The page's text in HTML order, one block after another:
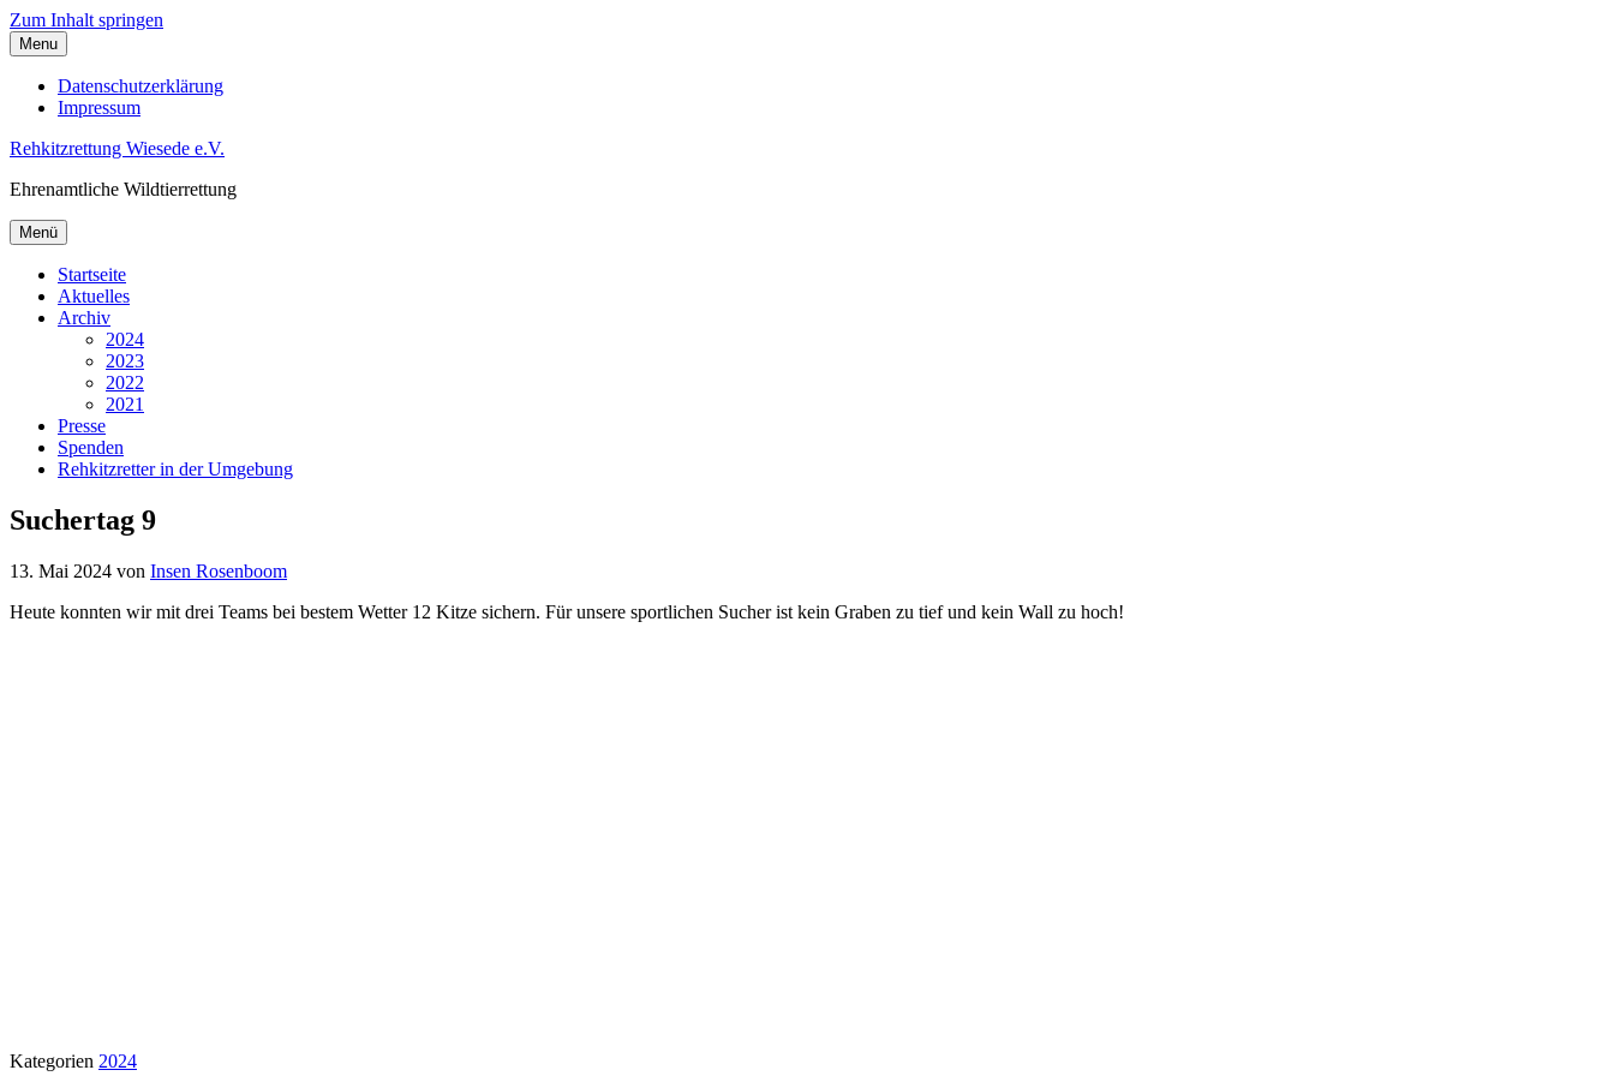
Zum Inhalt springen
Menu
Datenschutzerklärung
Impressum
Rehkitzrettung Wiesede e.V.
Ehrenamtliche Wildtierrettung
Menü
Startseite
Aktuelles
Archiv
2024
2023
2022
2021
Presse
Spenden
Rehkitzretter in der Umgebung
Suchertag 9
13. Mai 2024 von Insen Rosenboom
Heute konnten wir mit drei Teams bei bestem Wetter 12 Kitze sichern. Für unsere sportlichen Sucher ist kein Graben zu tief und kein Wall zu hoch!
Kategorien 2024